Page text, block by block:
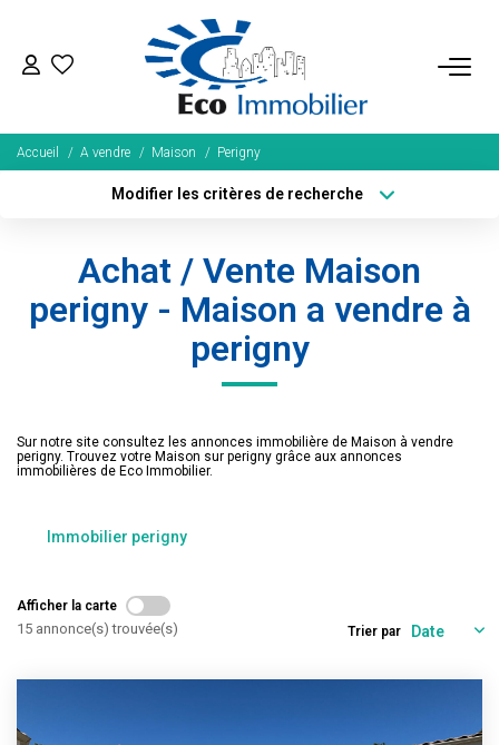
ACHETER
Tous Nos Biens
Fonds De Commerce
LOUER
BIENS VENDUS
NOS SERVICES
Accueil A vendre Maison Perigny
Modifier les critères de recherche
Sélectionnez...
Type de bien
Surface min
Achat / Vente Maison
perigny - Maison a vendre à
perigny
Sur notre site consultez les annonces immobilière de Maison à vendre
perigny. Trouvez votre Maison sur perigny grâce aux annonces
immobilières de Eco Immobilier.
Immobilier perigny
Afficher la carte
15 annonce(s) trouvée(s) Trier par